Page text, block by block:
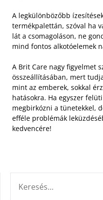
A legkülönbözőbb
termékpalettán, szóval ha
lát a csomagoláson, ne
mind fontos alkotóelemek
A Brit Care nagy figyelmet
összeállításában, mert
mint az emberek, sokkal
hatásokra. Ha egyszer
megbirkózni a tünetekkel,
efféle problémák
kedvencére!